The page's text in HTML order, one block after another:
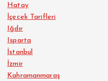
Hatay
İçecek Tarifleri
Iğdır
Isparta
İstanbul
İzmir
Kahramanmaraş